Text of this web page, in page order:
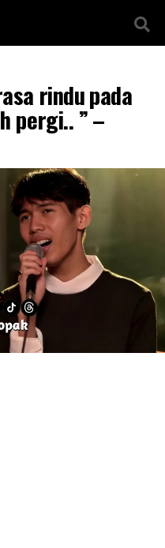
rindu pada
pergi.. ” –